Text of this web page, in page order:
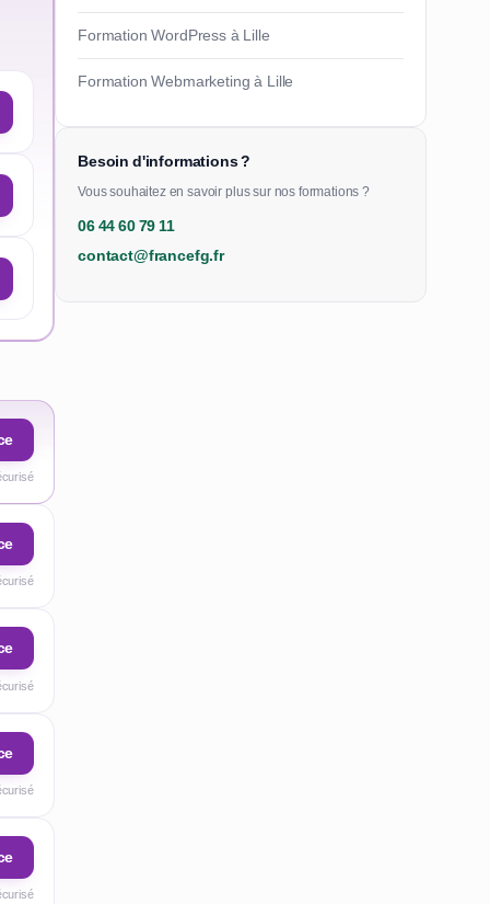
Formation WordPress à Lille
Formation Webmarketing à Lille
Besoin d'informations ?
Vous souhaitez en savoir plus sur nos formations ?
06 44 60 79 11
contact@francefg.fr